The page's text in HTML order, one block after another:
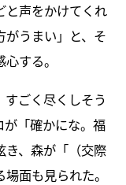
と声をかけてくれ
がうまい」と、そ
する。
ごく尽くしそう
が「確かにな。福
、森が「（交際
面も見られた。